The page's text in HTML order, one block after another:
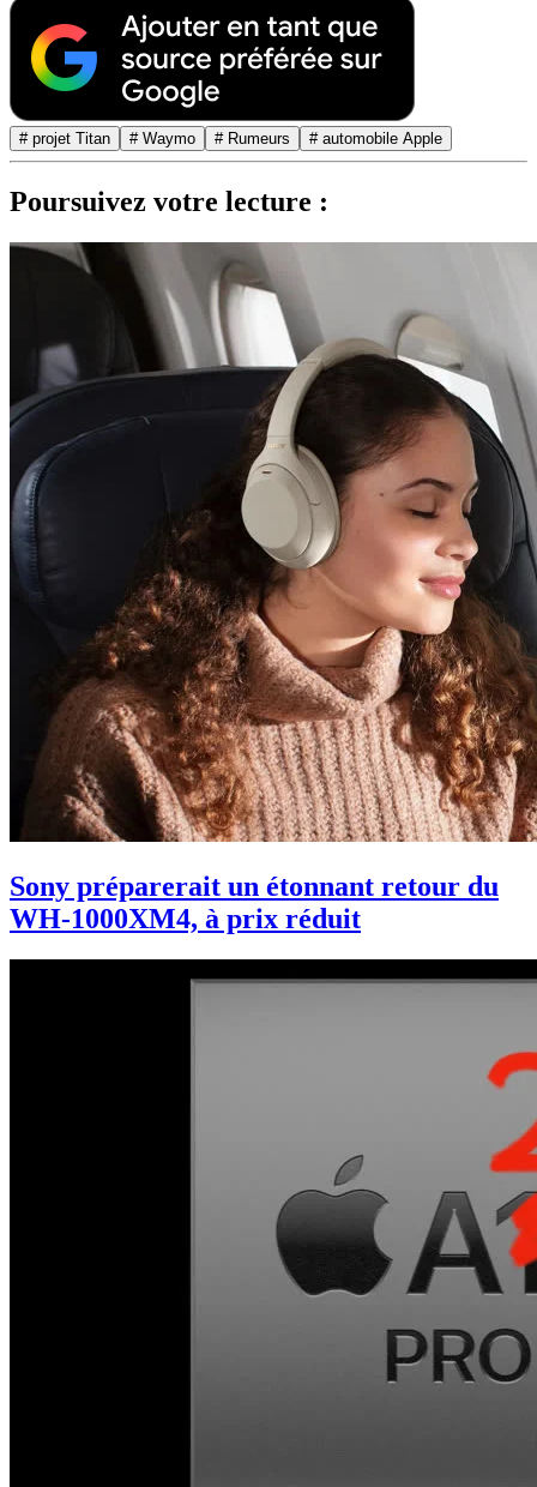
# projet Titan # Waymo # Rumeurs # automobile Apple
Poursuivez votre lecture :
Sony préparerait un étonnant retour du
WH-1000XM4, à prix réduit